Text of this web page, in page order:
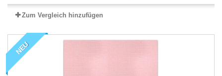
Zum Vergleich hinzufügen
NEU